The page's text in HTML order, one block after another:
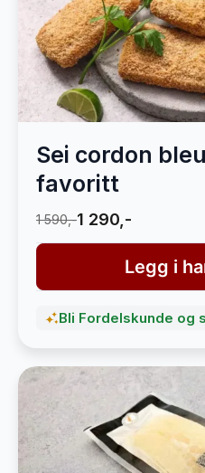
Sei cordon
favoritt
1 590,-1 290,-
Legg i
Bli Fordelskunde og